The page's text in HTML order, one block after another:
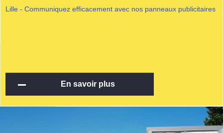
Lille - Communiquez efficacement avec nos panneaux publicitaires
En savoir plus